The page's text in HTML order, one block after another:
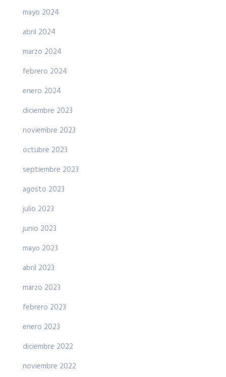
mayo 2024
abril 2024
marzo 2024
febrero 2024
enero 2024
diciembre 2023
noviembre 2023
octubre 2023
septiembre 2023
agosto 2023
julio 2023
junio 2023
mayo 2023
abril 2023
marzo 2023
febrero 2023
enero 2023
diciembre 2022
noviembre 2022